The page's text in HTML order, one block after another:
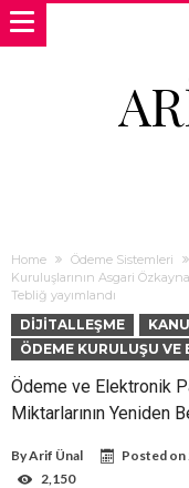
Home Ödeme Sistemleri
Kuruluşlarının Asgari
Tebliğ yayımlandı
DIJITALLEŞME
ÖDEME KURULUŞU VE
Ödeme ve Elektronik
Miktarlarının Yeniden
ByArif Ünal Posted on
2,150